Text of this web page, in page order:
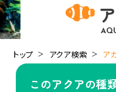
トップ アクア検索 ア
このアクアの種